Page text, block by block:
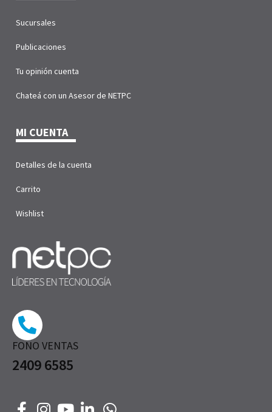
FONO VENTAS
2409 6585
Sucursales
Publicaciones
Tu opinión cuenta
Chateá con un Asesor de NETPC
MI CUENTA
Detalles de la cuenta
Carrito
Wishlist